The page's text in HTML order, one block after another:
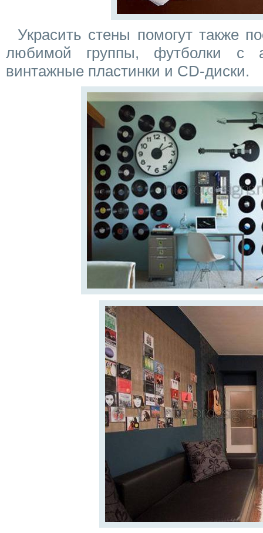
Украсить стены помогут также
любимой группы, футболки с
винтажные пластинки и CD-диски.